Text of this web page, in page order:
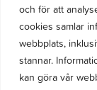
och för att
cookies samlar
webbplats,
stannar.
kan göra vår